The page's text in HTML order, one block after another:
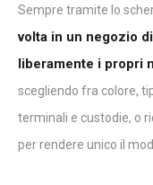
Sempre tramite lo
volta in un negozio
liberamente i propri
scegliendo fra colore,
terminali e custodie, o
per rendere unico il